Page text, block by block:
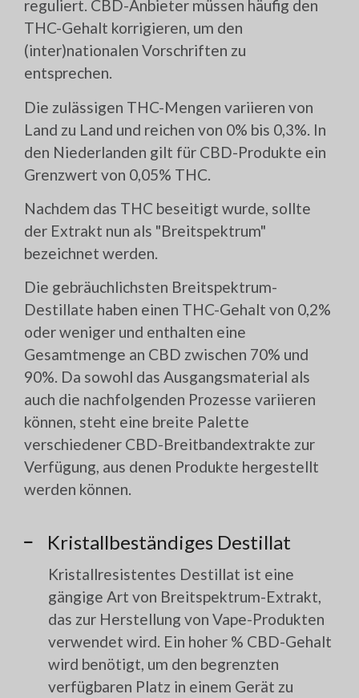
reguliert. CBD-Anbieter müssen häufig den
THC-Gehalt korrigieren, um den
(inter)nationalen Vorschriften zu
entsprechen.
Die zulässigen THC-Mengen variieren von
Land zu Land und reichen von 0% bis 0,3%. In
den Niederlanden gilt für CBD-Produkte ein
Grenzwert von 0,05% THC.
Nachdem das THC beseitigt wurde, sollte
der Extrakt nun als "Breitspektrum"
bezeichnet werden.
Die gebräuchlichsten Breitspektrum-
Destillate haben einen THC-Gehalt von 0,2%
oder weniger und enthalten eine
Gesamtmenge an CBD zwischen 70% und
90%. Da sowohl das Ausgangsmaterial als
auch die nachfolgenden Prozesse variieren
können, steht eine breite Palette
verschiedener CBD-Breitbandextrakte zur
Verfügung, aus denen Produkte hergestellt
werden können.
Kristallbeständiges Destillat
Kristallresistentes Destillat ist eine
gängige Art von Breitspektrum-Extrakt,
das zur Herstellung von Vape-Produkten
verwendet wird. Ein hoher % CBD-Gehalt
wird benötigt, um den begrenzten
verfügbaren Platz in einem Gerät zu